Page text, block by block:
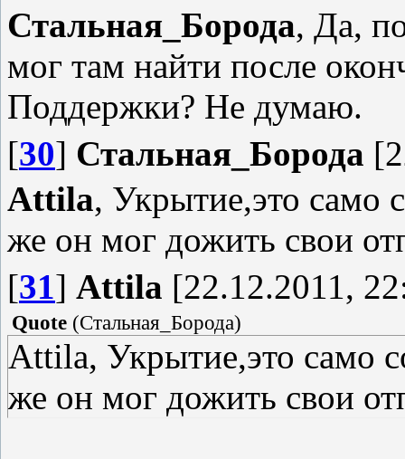
Стальная_Борода, Да,
мог там найти после
Поддержки? Не думаю.
[30] Стальная_Борода
Attila, Укрытие,это само
же он мог дожить свои
[31] Attila [22.12.2011,
Quote (Стальная_Борода)
Attila, Укрытие,это само
же он мог дожить свои